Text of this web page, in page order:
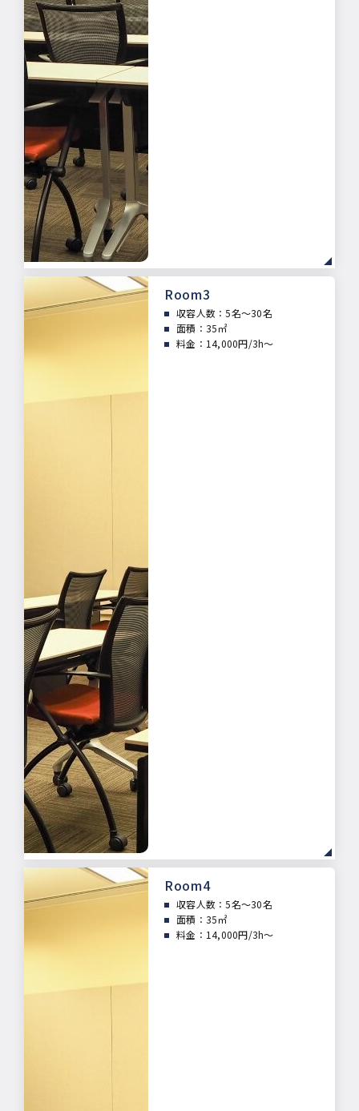
Room3
収容人数：5名～30名
面積： 35㎡
料金：14,000円/3h～
Room4
収容人数：5名～30名
面積： 35㎡
料金：14,000円/3h～